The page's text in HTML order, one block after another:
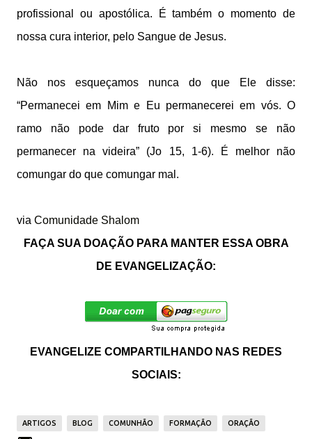
profissional ou apostólica. É também o momento de
nossa cura interior, pelo Sangue de Jesus.
Não nos esqueçamos nunca do que Ele disse:
“Permanecei em Mim e Eu permanecerei em vós. O
ramo não pode dar fruto por si mesmo se não
permanecer na videira” (Jo 15, 1-6). É melhor não
comungar do que comungar mal.
via Comunidade Shalom
FAÇA SUA DOAÇÃO PARA MANTER ESSA OBRA
DE EVANGELIZAÇÃO:
EVANGELIZE COMPARTILHANDO NAS REDES
SOCIAIS:
ARTIGOS BLOG COMUNHÃO FORMAÇÃO ORAÇÃO